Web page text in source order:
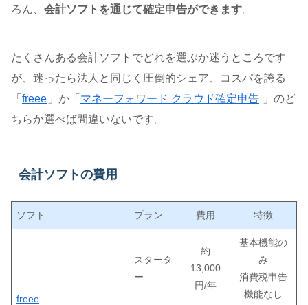
ろん、 会計ソフトを通じて確定申告ができます。
たくさんある会計ソフトでどれを選ぶか迷うところです
が、迷ったら法人と同じく圧倒的シェア、コスパを誇る
「 freee 」か「 マネーフォワード クラウド確定申告
」のど
ちらか選べば間違いないです。
会計ソフトの費用
ソフト プラン 費用 特徴
freee
スタータ
ー
約
13,000
円/年
基本機能の
み
消費税申告
機能なし